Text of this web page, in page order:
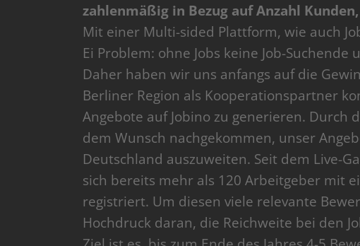
zahlenmäßig in Bezug auf Anzahl
Mit einer Multi-sided Plattform, wie auch
Ei Problem: ohne Jobs keine Job-
Daher haben wir uns anfangs auf die
Berliner Region als Kooperationspartner
Angebote auf Jobino zu generieren. Durch
dem Wunsch nachgekommen, unser
Deutschland auszuweiten. Seit dem Live-
sich bereits mehr als 120 Arbeitgeber mit
registriert. Um diesen viele relevante
Hochdruck daran, die Reichweite bei den